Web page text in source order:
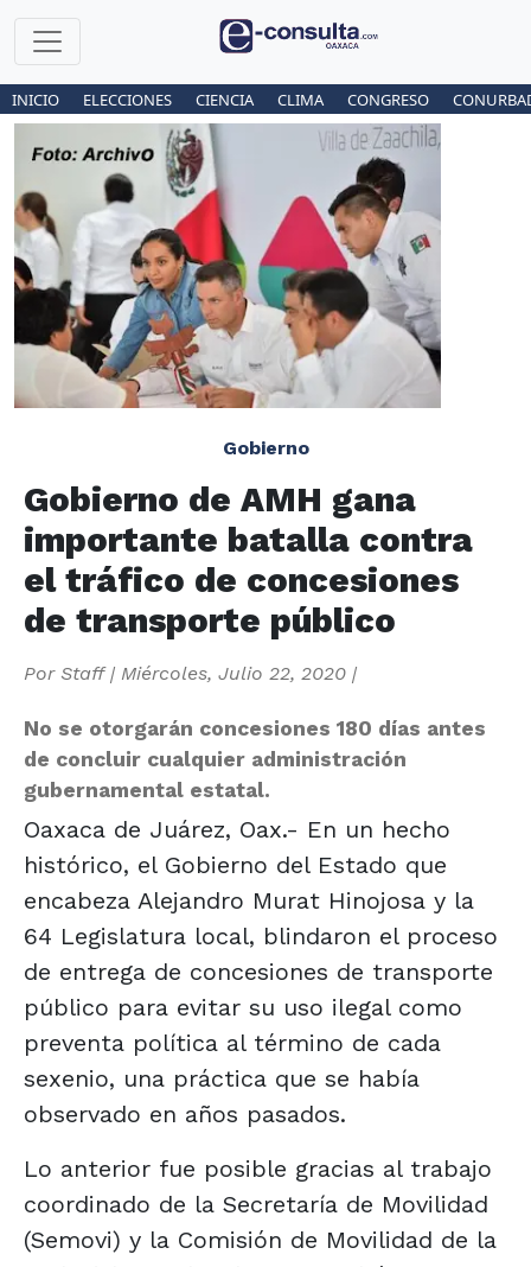
INICIO ELECCIONES CIENCIA CLIMA CONGRESO
Gobierno
Gobierno de AMH gana
importante batalla contra
el tráfico de concesiones
de transporte público
Por Staff| Miércoles, Julio 22, 2020 |
No se otorgarán concesiones 180 días antes
de concluir cualquier administración
gubernamental estatal.
Oaxaca de Juárez, Oax.- En un hecho
histórico, el Gobierno del Estado que
encabeza Alejandro Murat Hinojosa y la
64 Legislatura local, blindaron el proceso
de entrega de concesiones de transporte
público para evitar su uso ilegal como
preventa política al término de cada
sexenio, una práctica que se había
observado en años pasados.
Lo anterior fue posible gracias al trabajo
coordinado de la Secretaría de Movilidad
(Semovi) y la Comisión de Movilidad de la